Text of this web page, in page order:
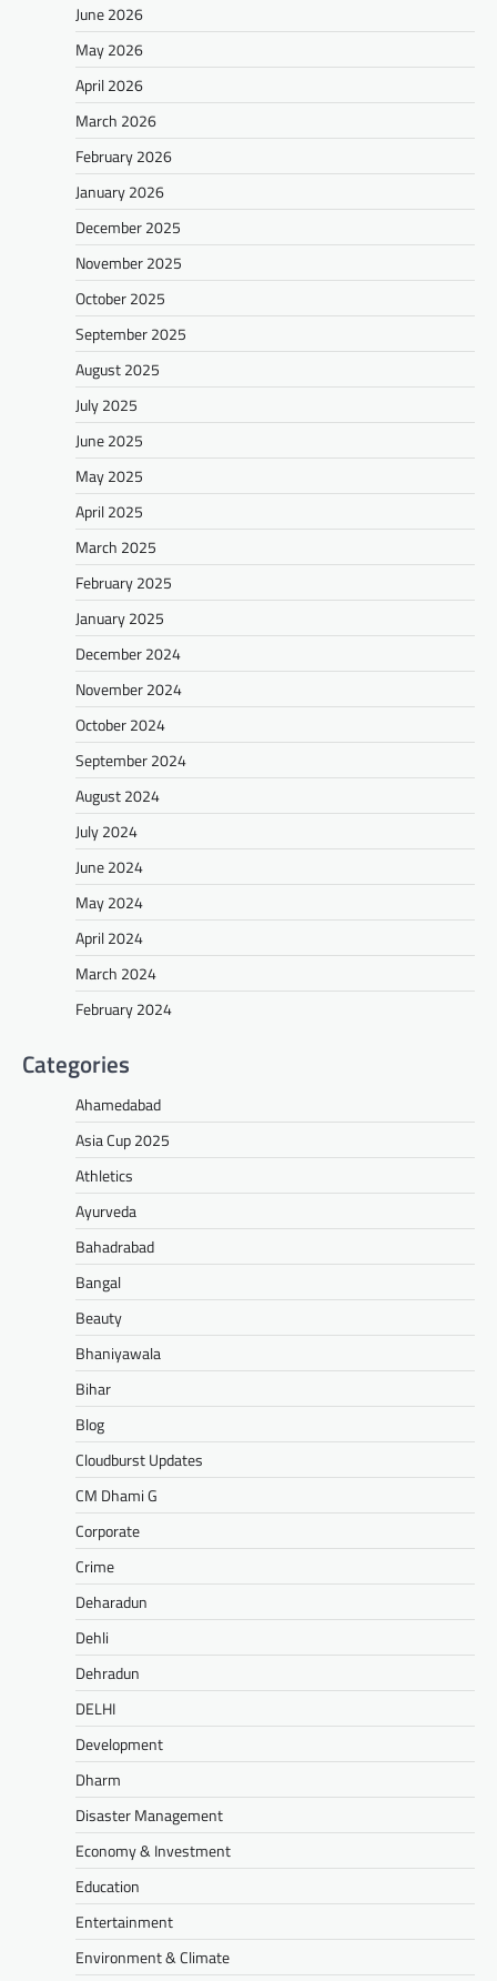
June 2026
May 2026
April 2026
March 2026
February 2026
January 2026
December 2025
November 2025
October 2025
September 2025
August 2025
July 2025
June 2025
May 2025
April 2025
March 2025
February 2025
January 2025
December 2024
November 2024
October 2024
September 2024
August 2024
July 2024
June 2024
May 2024
April 2024
March 2024
February 2024
Categories
Ahamedabad
Asia Cup 2025
Athletics
Ayurveda
Bahadrabad
Bangal
Beauty
Bhaniyawala
Bihar
Blog
Cloudburst Updates
CM Dhami G
Corporate
Crime
Deharadun
Dehli
Dehradun
DELHI
Development
Dharm
Disaster Management
Economy & Investment
Education
Entertainment
Environment & Climate